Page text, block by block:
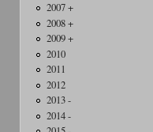
2007 +
2008 +
2009 +
2010
2011
2012
2013 -
2014 -